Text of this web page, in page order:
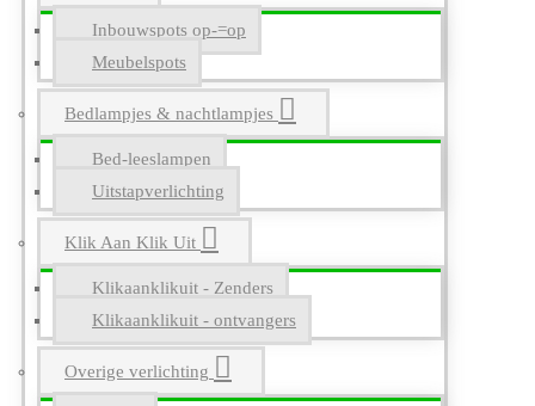
Inbouwspots op-=op
Meubelspots
Bedlampjes & nachtlampjes
Bed-leeslampen
Uitstapverlichting
Klik Aan Klik Uit
Klikaanklikuit - Zenders
Klikaanklikuit - ontvangers
Overige verlichting